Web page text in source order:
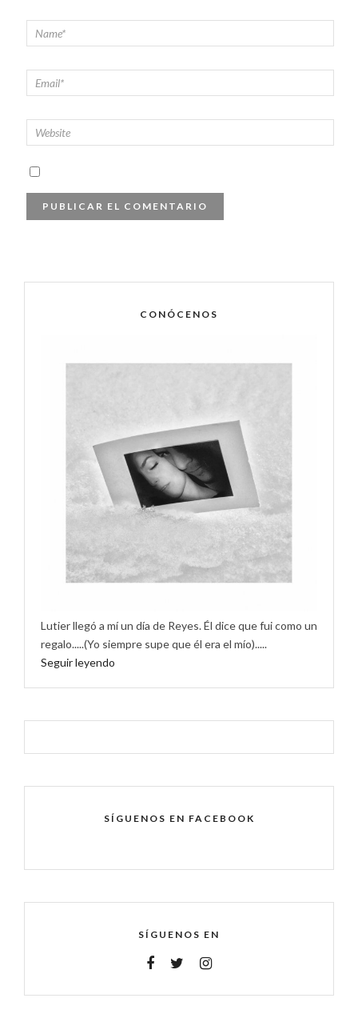
CONÓCENOS
Lutier llegó a mí un día de Reyes. Él dice que fui como un
regalo.....(Yo siempre supe que él era el mío).....
Seguir leyendo
SÍGUENOS EN FACEBOOK
SÍGUENOS EN